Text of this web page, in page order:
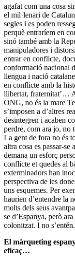
agafat com una cosa
el mil·lenari de
segles i es poden
perquè entraríem en
sinó també amb la
manipuladores i
entrar en conflicte,
conformació nacional
llengua i nació
en conflicte amb la
llibertat, fraternitat’…
ONG, no és la mare
s’imposen a d’altres
desintegren i acaben
perdre, com ara jo, no
La gent de fora no és
altra cosa es passar-
demana un esforç
conflicte et quedes al
exterminadors han
perspectiva de les
uns esquemes. Per
haurien d’entendre la
molts dels seus
se d’Espanya, però
colonitzat. I no s’entén.
El màrqueting
eficaç…